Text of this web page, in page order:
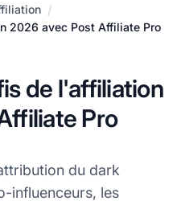
/
2026 avec Post Affiliate Pro
de l'affiliation
Pro
du dark
influenceurs, les